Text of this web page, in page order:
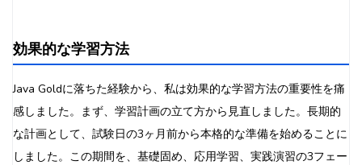
効果的な学習方法
Java Goldに落ちた経験から、私は効果的な学習方法の重要性を痛
感しました。まず、学習計画の立て方から見直しました。長期的
な計画として、試験日の3ヶ月前から本格的な準備を始めることに
しました。この期間を、基礎固め、応用学習、実践演習の3フェー